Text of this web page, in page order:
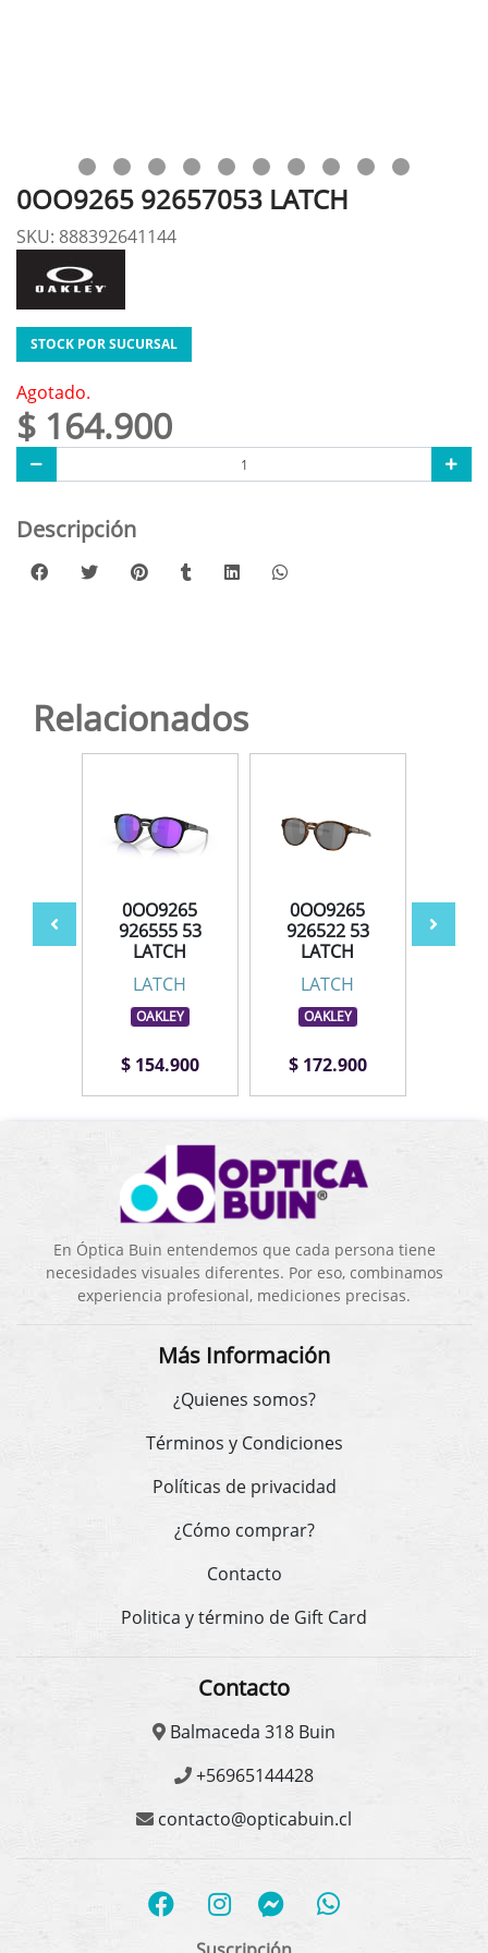
0OO9265 92657053 LATCH
SKU: 888392641144
STOCK POR SUCURSAL
Agotado.
$ 164.900
Descripción
Relacionados
0OO9265
926555 53
LATCH
LATCH
OAKLEY
$ 154.900
0OO9265
926522 53
LATCH
LATCH
OAKLEY
$ 172.900
En Óptica Buin entendemos que cada persona tiene
necesidades visuales diferentes. Por eso, combinamos
experiencia profesional, mediciones precisas.
Más Información
¿Quienes somos?
Términos y Condiciones
Políticas de privacidad
¿Cómo comprar?
Contacto
Politica y término de Gift Card
Contacto
Balmaceda 318 Buin
+56965144428
contacto@opticabuin.cl